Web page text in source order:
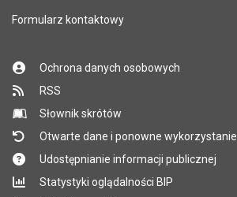
Formularz kontaktowy
Ochrona danych osobowych
RSS
Słownik skrótów
Otwarte dane i ponowne wykorzystanie
Udostępnianie informacji publicznej
Statystyki oglądalności BIP